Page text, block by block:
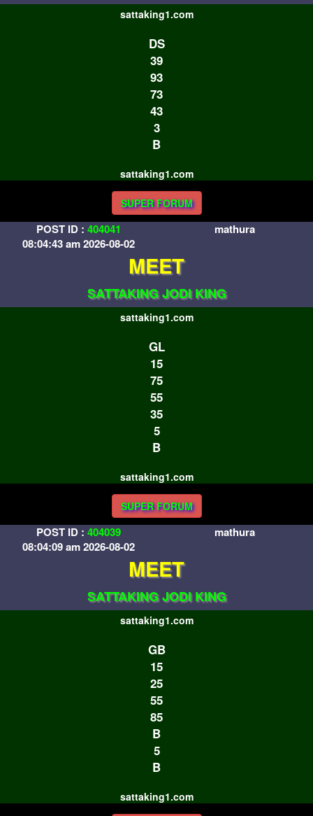
sattaking1.com
DS
39
93
73
43
3
B
sattaking1.com
SUPER FORUM
POST ID : 404041
08:04:43 am 2026-08-02
mathura
MEET
SATTAKING JODI KING
sattaking1.com
GL
15
75
55
35
5
B
sattaking1.com
SUPER FORUM
POST ID : 404039
08:04:09 am 2026-08-02
mathura
MEET
SATTAKING JODI KING
sattaking1.com
GB
15
25
55
85
B
5
B
sattaking1.com